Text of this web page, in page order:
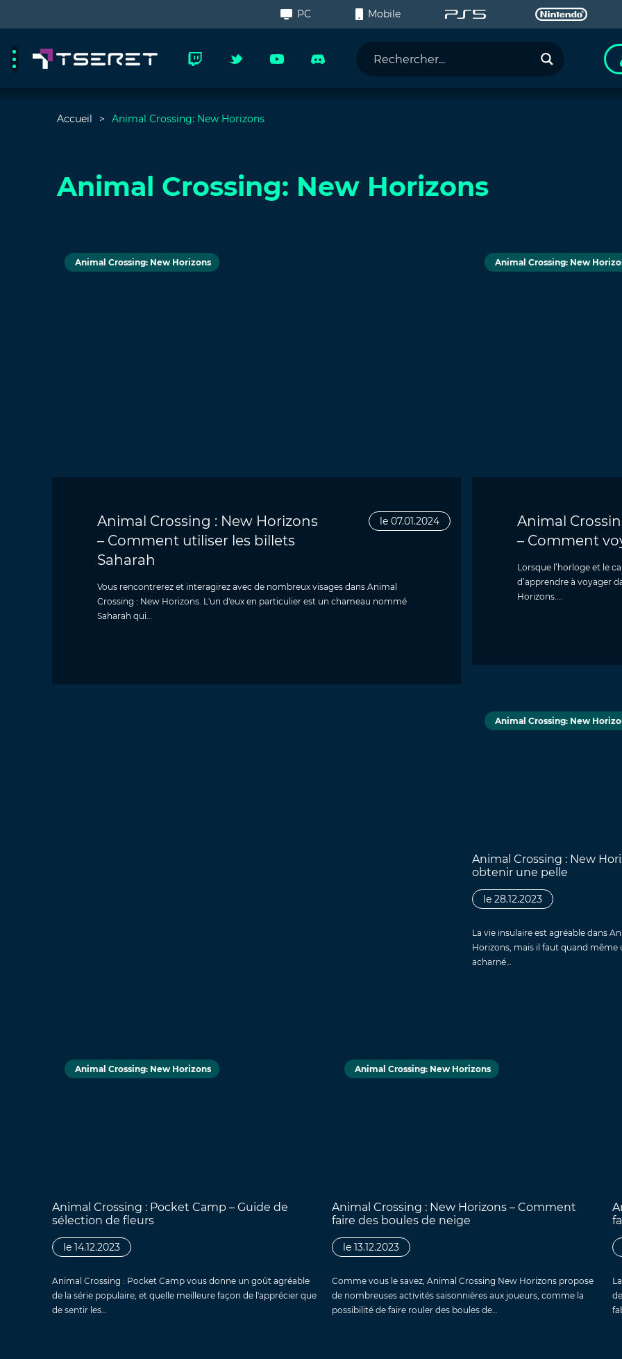
PC Mobile
Accueil Animal Crossing: New Horizons
Animal Crossing: New Horizons
Animal Crossing: New Horizons
Animal Crossing : New Horizons
– Comment utiliser les billets
Saharah
Vous rencontrerez et interagirez avec de nombreux visages dans Animal
Crossing : New Horizons. L'un d'eux en particulier est un chameau nommé
Saharah qui…
le 07.01.2024
Animal Crossing: New
Animal
– Comment
Lorsque l’horloge et le
d’apprendre à voyager
Horizons.…
Animal Crossing: New
Animal Crossing : New
obtenir une pelle
le 28.12.2023
La vie insulaire est agréable dans
Horizons, mais il faut quand même
acharné…
Animal Crossing: New Horizons
Animal Crossing : Pocket Camp – Guide de
sélection de fleurs
le 14.12.2023
Animal Crossing : Pocket Camp vous donne un goût agréable
de la série populaire, et quelle meilleure façon de l'apprécier que
de sentir les…
Animal Crossing: New Horizons
Animal Crossing : New Horizons – Comment
faire des boules de neige
le 13.12.2023
Comme vous le savez, Animal Crossing New Horizons propose
de nombreuses activités saisonnières aux joueurs, comme la
possibilité de faire rouler des boules de…